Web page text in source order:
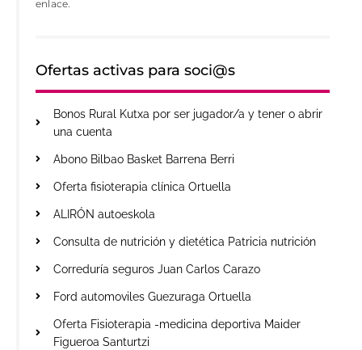
enlace.
Ofertas activas para soci@s
Bonos Rural Kutxa por ser jugador/a y tener o abrir
una cuenta
Abono Bilbao Basket Barrena Berri
Oferta fisioterapia clínica Ortuella
ALIRÓN autoeskola
Consulta de nutrición y dietética Patricia nutrición
Correduría seguros Juan Carlos Carazo
Ford automoviles Guezuraga Ortuella
Oferta Fisioterapia -medicina deportiva Maider
Figueroa Santurtzi